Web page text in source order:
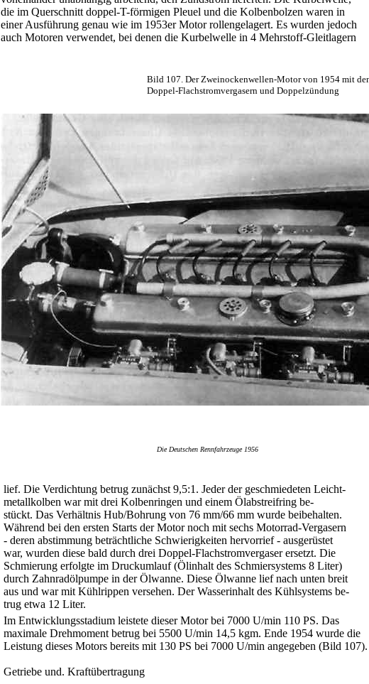
die im Querschnitt doppel-T-förmigen Pleuel und die Kolbenbolzen waren in
einer Ausführung genau wie im 1953er Motor rollengelagert. Es wurden jedoch
auch Motoren verwendet, bei denen die Kurbelwelle in 4 Mehrstoff-Gleitlagern
Bild 107. Der Zweinockenwellen-Motor von 1954 mit
Doppel-Flachstromvergasern und Doppelzündung
Die Deutschen Rennfahrzeuge 1956
lief. Die Verdichtung betrug zunächst 9,5:1. Jeder der geschmiedeten Leicht-
metallkolben war mit drei Kolbenringen und einem Ölabstreifring be-
stückt. Das Verhältnis Hub/Bohrung von 76 mm/66 mm wurde beibehalten.
Während bei den ersten Starts der Motor noch mit sechs Motorrad-Vergasern
- deren abstimmung beträchtliche Schwierigkeiten hervorrief - ausgerüstet
war, wurden diese bald durch drei Doppel-Flachstromvergaser ersetzt. Die
Schmierung erfolgte im Druckumlauf (Ölinhalt des Schmiersystems 8 Liter)
durch Zahnradölpumpe in der Ölwanne. Diese Ölwanne lief nach unten breit
aus und war mit Kühlrippen versehen. Der Wasserinhalt des Kühlsystems be-
trug etwa 12 Liter.
Im Entwicklungsstadium leistete dieser Motor bei 7000 U/min 110 PS. Das
maximale Drehmoment betrug bei 5500 U/min 14,5 kgm. Ende 1954 wurde die
Leistung dieses Motors bereits mit 130 PS bei 7000 U/min angegeben (Bild 107).
Getriebe und. Kraftübertragung